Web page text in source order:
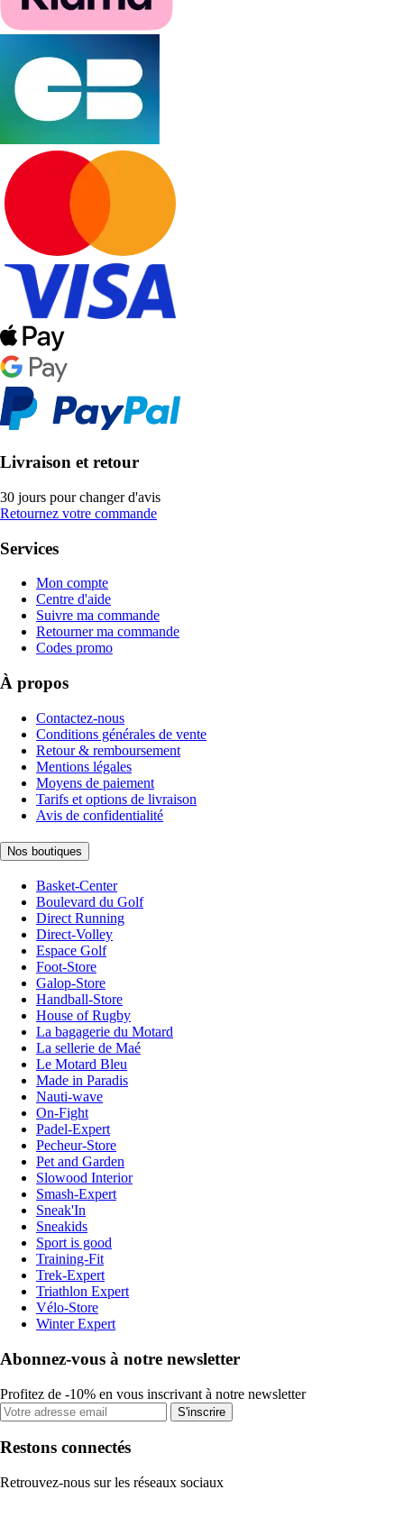
Livraison et retour
30 jours pour changer d'avis
Retournez votre commande
Services
Mon compte
Centre d'aide
Suivre ma commande
Retourner ma commande
Codes promo
À propos
Contactez-nous
Conditions générales de vente
Retour & remboursement
Mentions légales
Moyens de paiement
Tarifs et options de livraison
Avis de confidentialité
Nos boutiques
Basket-Center
Boulevard du Golf
Direct Running
Direct-Volley
Espace Golf
Foot-Store
Galop-Store
Handball-Store
House of Rugby
La bagagerie du Motard
La sellerie de Maé
Le Motard Bleu
Made in Paradis
Nauti-wave
On-Fight
Padel-Expert
Pecheur-Store
Pet and Garden
Slowood Interior
Smash-Expert
Sneak'In
Sneakids
Sport is good
Training-Fit
Trek-Expert
Triathlon Expert
Vélo-Store
Winter Expert
Abonnez-vous à notre newsletter
Profitez de -10% en vous inscrivant à notre newsletter
S'inscrire
Restons connectés
Retrouvez-nous sur les réseaux sociaux